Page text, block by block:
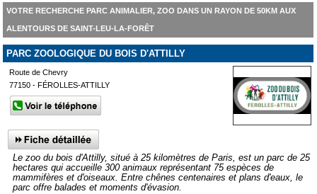
VOTRE RECHERCHE PARC ANIMALIER, ZOO DANS UN RAYON DE 50KM AUX
ALENTOURS DE SAINT-LEU-LA-FORÊT
PARC ZOOLOGIQUE DU BOIS D'ATTILLY
Route de Chevry
77150 - FÉROLLES-ATTILLY
Le zoo du bois d'Attilly, situé à 25 kilomètres de Paris, est un parc de 25
hectares qui accueille 300 animaux représentant 75 espèces de
mammifères et d'oiseaux. Entre chênes centenaires et plans d'eaux, le
parc offre balades et moments d'évasion.